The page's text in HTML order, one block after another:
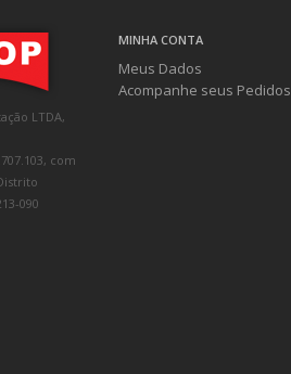
LTDA,
com
090
MINHA CONTA
Meus Dados
Acompanhe seus Pedidos